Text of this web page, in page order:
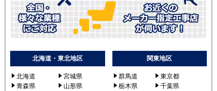
北海道・東北地区
北海道
宮城県
青森県
山形県
関東地区
群馬道
東京都
栃木県
千葉県